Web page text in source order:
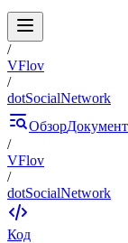
/
VFlov
/
dotSocialNetwork
Обзор
/
VFlov
/
dotSocialNetwork
Код